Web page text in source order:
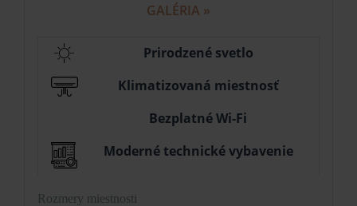
GALÉRIA »
Prirodzené svetlo
Klimatizovaná miestnosť
Bezplatné Wi-Fi
Moderné technické vybavenie
Rozmery miestnosti